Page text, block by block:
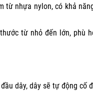
từ nhựa nylon, có khả
từ nhỏ đến lớn, phù
dây, dây sẽ tự động cố